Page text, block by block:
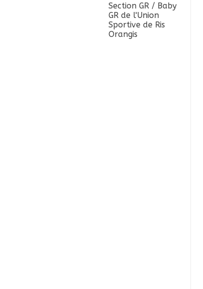
Section GR / Baby
GR de l'Union
Sportive de Ris
Orangis